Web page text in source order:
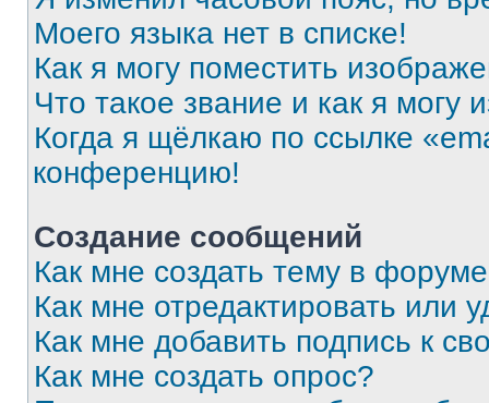
Моего языка нет в списке!
Как я могу поместить
Что такое звание и как я могу
Когда я щёлкаю по ссылке
конференцию!
Создание сообщений
Как мне создать тему в
Как мне отредактировать или
Как мне добавить подпись к
Как мне создать опрос?